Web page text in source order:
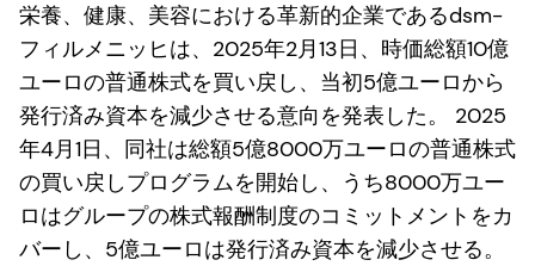
栄養、健康、美容における革新的企業であるdsm-
フィルメニッヒは、2025年2月13日、時価総額10億
ユーロの普通株式を買い戻し、当初5億ユーロから
発行済み資本を減少させる意向を発表した。 2025
年4月1日、同社は総額5億8000万ユーロの普通株式
の買い戻しプログラムを開始し、うち8000万ユー
ロはグループの株式報酬制度のコミットメントをカ
バーし、5億ユーロは発行済み資本を減少させる。